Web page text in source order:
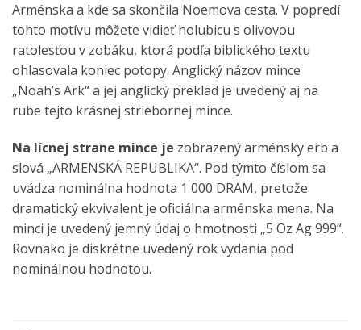
Arménska a kde sa skončila Noemova cesta. V popredí
tohto motívu môžete vidieť holubicu s olivovou
ratolesťou v zobáku, ktorá podľa biblického textu
ohlasovala koniec potopy. Anglický názov mince
„Noah’s Ark“ a jej anglický preklad je uvedený aj na
rube tejto krásnej striebornej mince.
Na lícnej strane mince je zobrazený arménsky erb a
slová „ARMENSKÁ REPUBLIKA“. Pod týmto číslom sa
uvádza nominálna hodnota 1 000 DRAM, pretože
dramatický ekvivalent je oficiálna arménska mena. Na
minci je uvedený jemný údaj o hmotnosti „5 Oz Ag 999“.
Rovnako je diskrétne uvedený rok vydania pod
nominálnou hodnotou.